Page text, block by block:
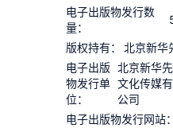
电子出版物发行数
量：
版权持有：
北京新华
电子出版
物发行单
位：
北京新华
文化传媒
公司
电子出版物发行网站